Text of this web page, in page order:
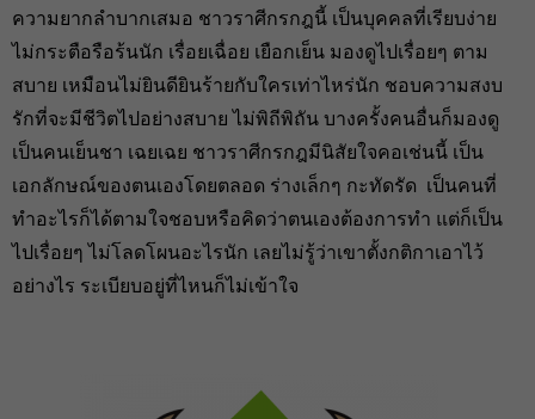
ความยากลำบากเสมอ ชาวราศีกรกฎนี้ เป็นบุคคลที่เรียบง่าย
ไม่กระตือรือร้นนัก เรื่อยเฉื่อย เยือกเย็น มองดูไปเรื่อยๆ ตาม
สบาย เหมือนไม่ยินดียินร้ายกับใครเท่าไหร่นัก ชอบความสงบ
รักที่จะมีชีวิตไปอย่างสบาย ไม่พิถีพิถัน บางครั้งคนอื่นก็มองดู
เป็นคนเย็นชา เฉยเฉย ชาวราศีกรกฎมีนิสัยใจคอเช่นนี้ เป็น
เอกลักษณ์ของตนเองโดยตลอด ร่างเล็กๆ กะทัดรัด เป็นคนที่
ทำอะไรก็ได้ตามใจชอบหรือคิดว่าตนเองต้องการทำ แต่ก็เป็น
ไปเรื่อยๆ ไม่โลดโผนอะไรนัก เลยไม่รู้ว่าเขาตั้งกติกาเอาไว้
อย่างไร ระเบียบอยู่ที่ไหนก็ไม่เข้าใจ